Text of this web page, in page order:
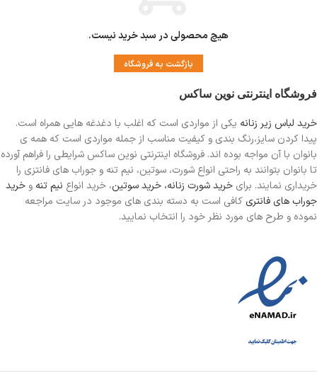
هیچ محصولی در سبد خرید نیست.
بازگشت به فروشگاه
فروشگاه اینترنتی نوین ساکس
خرید لباس زیر زنانه یکی از مواردی است که اغلب با دغدغه هایی همراه است.
پیدا کردن سایز،رنگ بندی و کیفیت مناسب از جمله مواردی است که همه ی
بانوان با آن مواجه بوده اند. فروشگاه اینترنتی نوین ساکس شرایطی را فراهم آورده
تا بانوان بتوانند به راحتی انواع شورت، سوتین، نیم تنه و جوراب های فانتزی را
خریداری نمایند. برای خرید شورت زنانه، خرید سوتین، خرید انواع نیم تنه و خرید
جوراب های فانتری کافی است به دسته بندی های موجود در سایت مراجعه
نموده و طرح های مورد نظر خود را انتخاب نمایید.